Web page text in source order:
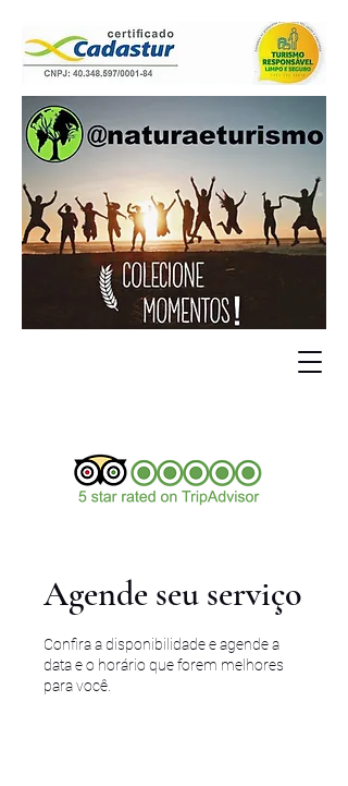
Agende seu serviço
Confira a disponibilidade e agende a
data e o horário que forem melhores
para você.